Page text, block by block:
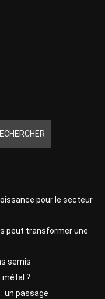
pour le secteur
peut transformer une
semis
métal ?
un passage